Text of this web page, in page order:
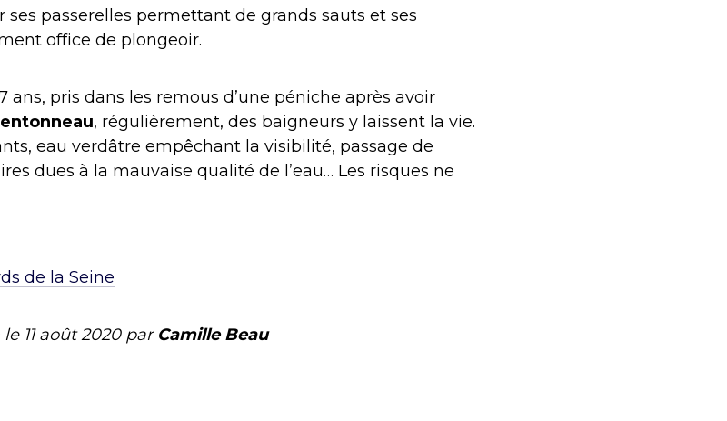
ses passerelles permettant de grands sauts et ses
office de plongeoir.
ans, pris dans les remous d’une péniche après avoir
, régulièrement, des baigneurs y laissent la vie.
eau verdâtre empêchant la visibilité, passage de
dues à la mauvaise qualité de l’eau… Les risques ne
de la Seine
le 11 août 2020 par Camille Beau